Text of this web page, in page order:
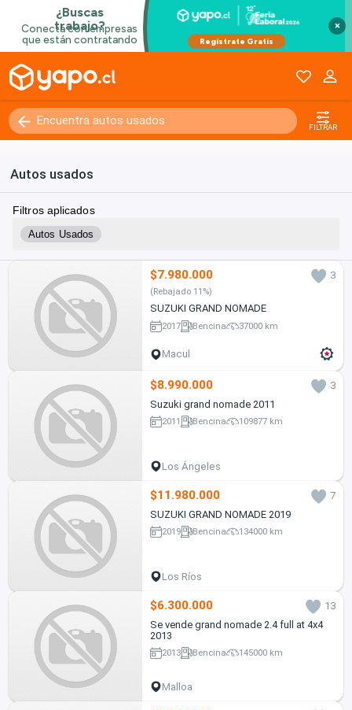
×
FILTRAR
Autos usados
Filtros aplicados
Autos Usados
$7.980.000 3
(Rebajado 11%)
SUZUKI GRAND NOMADE
2017 Bencina 37000 km
Macul
$8.990.000
3
Suzuki grand nomade 2011
2011 Bencina 109877 km
Los Ángeles
$11.980.000
7
SUZUKI GRAND NOMADE 2019
2019 Bencina 134000 km
Los Ríos
$6.300.000
13
Se vende grand nomade 2.4 full at 4x4
2013
2013 Bencina 145000 km
Malloa